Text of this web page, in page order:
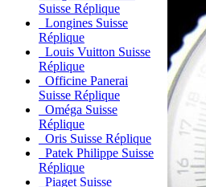
Suisse Réplique
Longines Suisse
Réplique
Louis Vuitton Suisse
Réplique
Officine Panerai
Suisse Réplique
Oméga Suisse
Réplique
Oris Suisse Réplique
Patek Philippe Suisse
Réplique
Piaget Suisse